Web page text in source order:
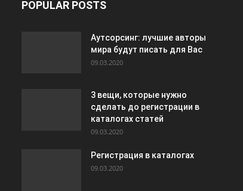
POPULAR POSTS
Аутсорсинг: лучшие авторы
мира будут писать для Вас
09.03.2020
3 вещи, которые нужно
сделать до регистрации в
каталогах статей
09.03.2020
Регистрация в каталогах
09.03.2020